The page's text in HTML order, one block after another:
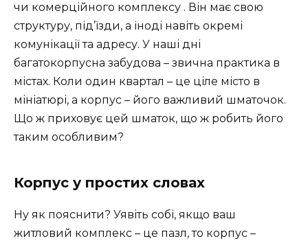
чи комерційного комплексу . Він має свою
структуру, під’їзди, а іноді навіть окремі
комунікації та адресу. У наші дні
багатокорпусна забудова – звична практика в
містах. Коли один квартал – це ціле місто в
мініатюрі, а корпус – його важливий шматочок.
Що ж приховує цей шматок, що ж робить його
таким особливим?
Корпус у простих словах
Ну як пояснити? Уявіть собі, якщо ваш
житловий комплекс – це пазл, то корпус –